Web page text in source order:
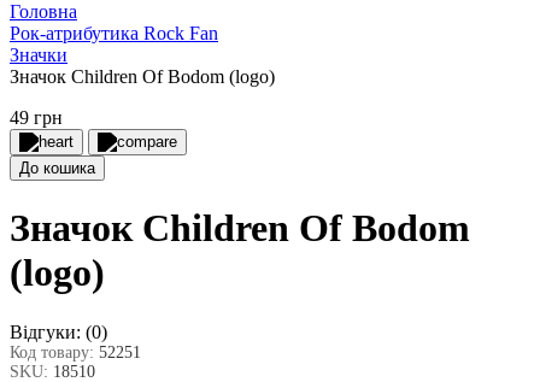
Головна
Рок-атрибутика Rock Fan
Значки
Значок Children Of Bodom (logo)
49 грн
До кошика
Значок Children Of Bodom
(logo)
Відгуки: (0)
Код товару: 52251
SKU: 18510